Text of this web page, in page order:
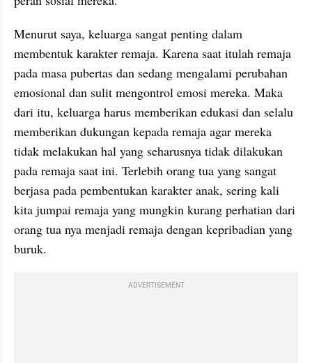
Menurut saya, keluarga sangat penting dalam
membentuk karakter remaja. Karena saat itulah remaja
pada masa pubertas dan sedang mengalami perubahan
emosional dan sulit mengontrol emosi mereka. Maka
dari itu, keluarga harus memberikan edukasi dan selalu
memberikan dukungan kepada remaja agar mereka
tidak melakukan hal yang seharusnya tidak dilakukan
pada remaja saat ini. Terlebih orang tua yang sangat
berjasa pada pembentukan karakter anak, sering kali
kita jumpai remaja yang mungkin kurang perhatian dari
orang tua nya menjadi remaja dengan kepribadian yang
buruk.
ADVERTISEMENT